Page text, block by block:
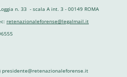
n. 33 - scala A int. 3 - 00149 ROMA
retenazionaleforense@legalmail.it
presidente@retenazionaleforense.it